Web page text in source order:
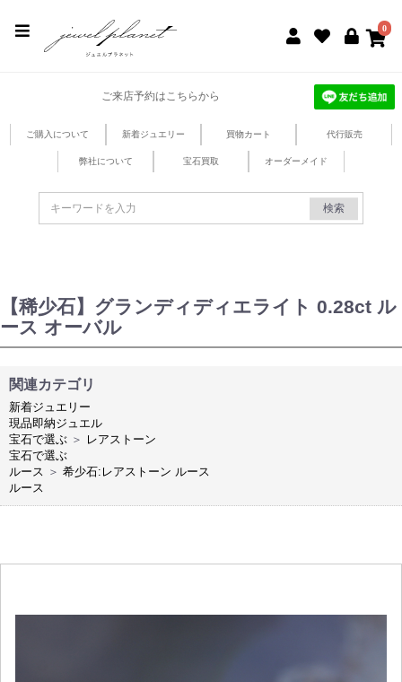
0
ご来店予約はこちらから
ご購入について 新着ジュエリー 買物カート 代行販売
弊社について 宝石買取 オーダーメイド
検索
【稀少石】グランディディエライト 0.28ct ル
ース オーバル
関連カテゴリ
新着ジュエリー
現品即納ジュエル
宝石で選ぶ ＞ レアストーン
宝石で選ぶ
ルース ＞ 希少石:レアストーン ルース
ルース